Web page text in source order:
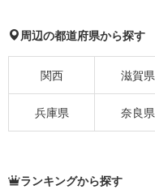
周辺の都道府県から探す
関西 滋賀県
兵庫県 奈良県
ランキングから探す